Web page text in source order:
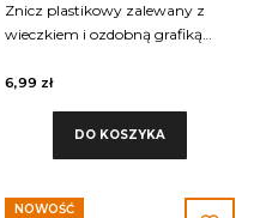
Znicz plastikowy zalewany z
wieczkiem i ozdobną grafiką
6,99 zł
DO KOSZYKA
NOWOŚĆ